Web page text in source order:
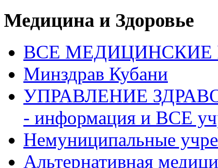
Медицина и Здоровье
ВСЕ МЕДИЦИНСКИЕ
Минздрав Кубани
УПРАВЛЕНИЕ
- информация и ВСЕ
Немуниципальные
Альтернативная